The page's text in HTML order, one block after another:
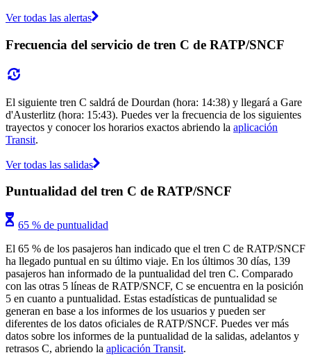
Ver todas las alertas
Frecuencia del servicio de tren C de RATP/SNCF
El siguiente tren C saldrá de Dourdan (hora: 14:38) y llegará a Gare
d'Austerlitz (hora: 15:43). Puedes ver la frecuencia de los siguientes
trayectos y conocer los horarios exactos abriendo la aplicación
Transit.
Ver todas las salidas
Puntualidad del tren C de RATP/SNCF
65 % de puntualidad
El 65 % de los pasajeros han indicado que el tren C de RATP/SNCF
ha llegado puntual en su último viaje. En los últimos 30 días, 139
pasajeros han informado de la puntualidad del tren C. Comparado
con las otras 5 líneas de RATP/SNCF, C se encuentra en la posición
5 en cuanto a puntualidad. Estas estadísticas de puntualidad se
generan en base a los informes de los usuarios y pueden ser
diferentes de los datos oficiales de RATP/SNCF. Puedes ver más
datos sobre los informes de la puntualidad de la salidas, adelantos y
retrasos C, abriendo la aplicación Transit.